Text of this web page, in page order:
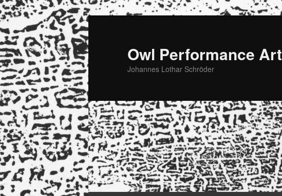
Zum
primären
Inhalt
springen
Zum
sekundären
Inhalt
springen
Owl Performance Art
Johannes Lothar Schröder